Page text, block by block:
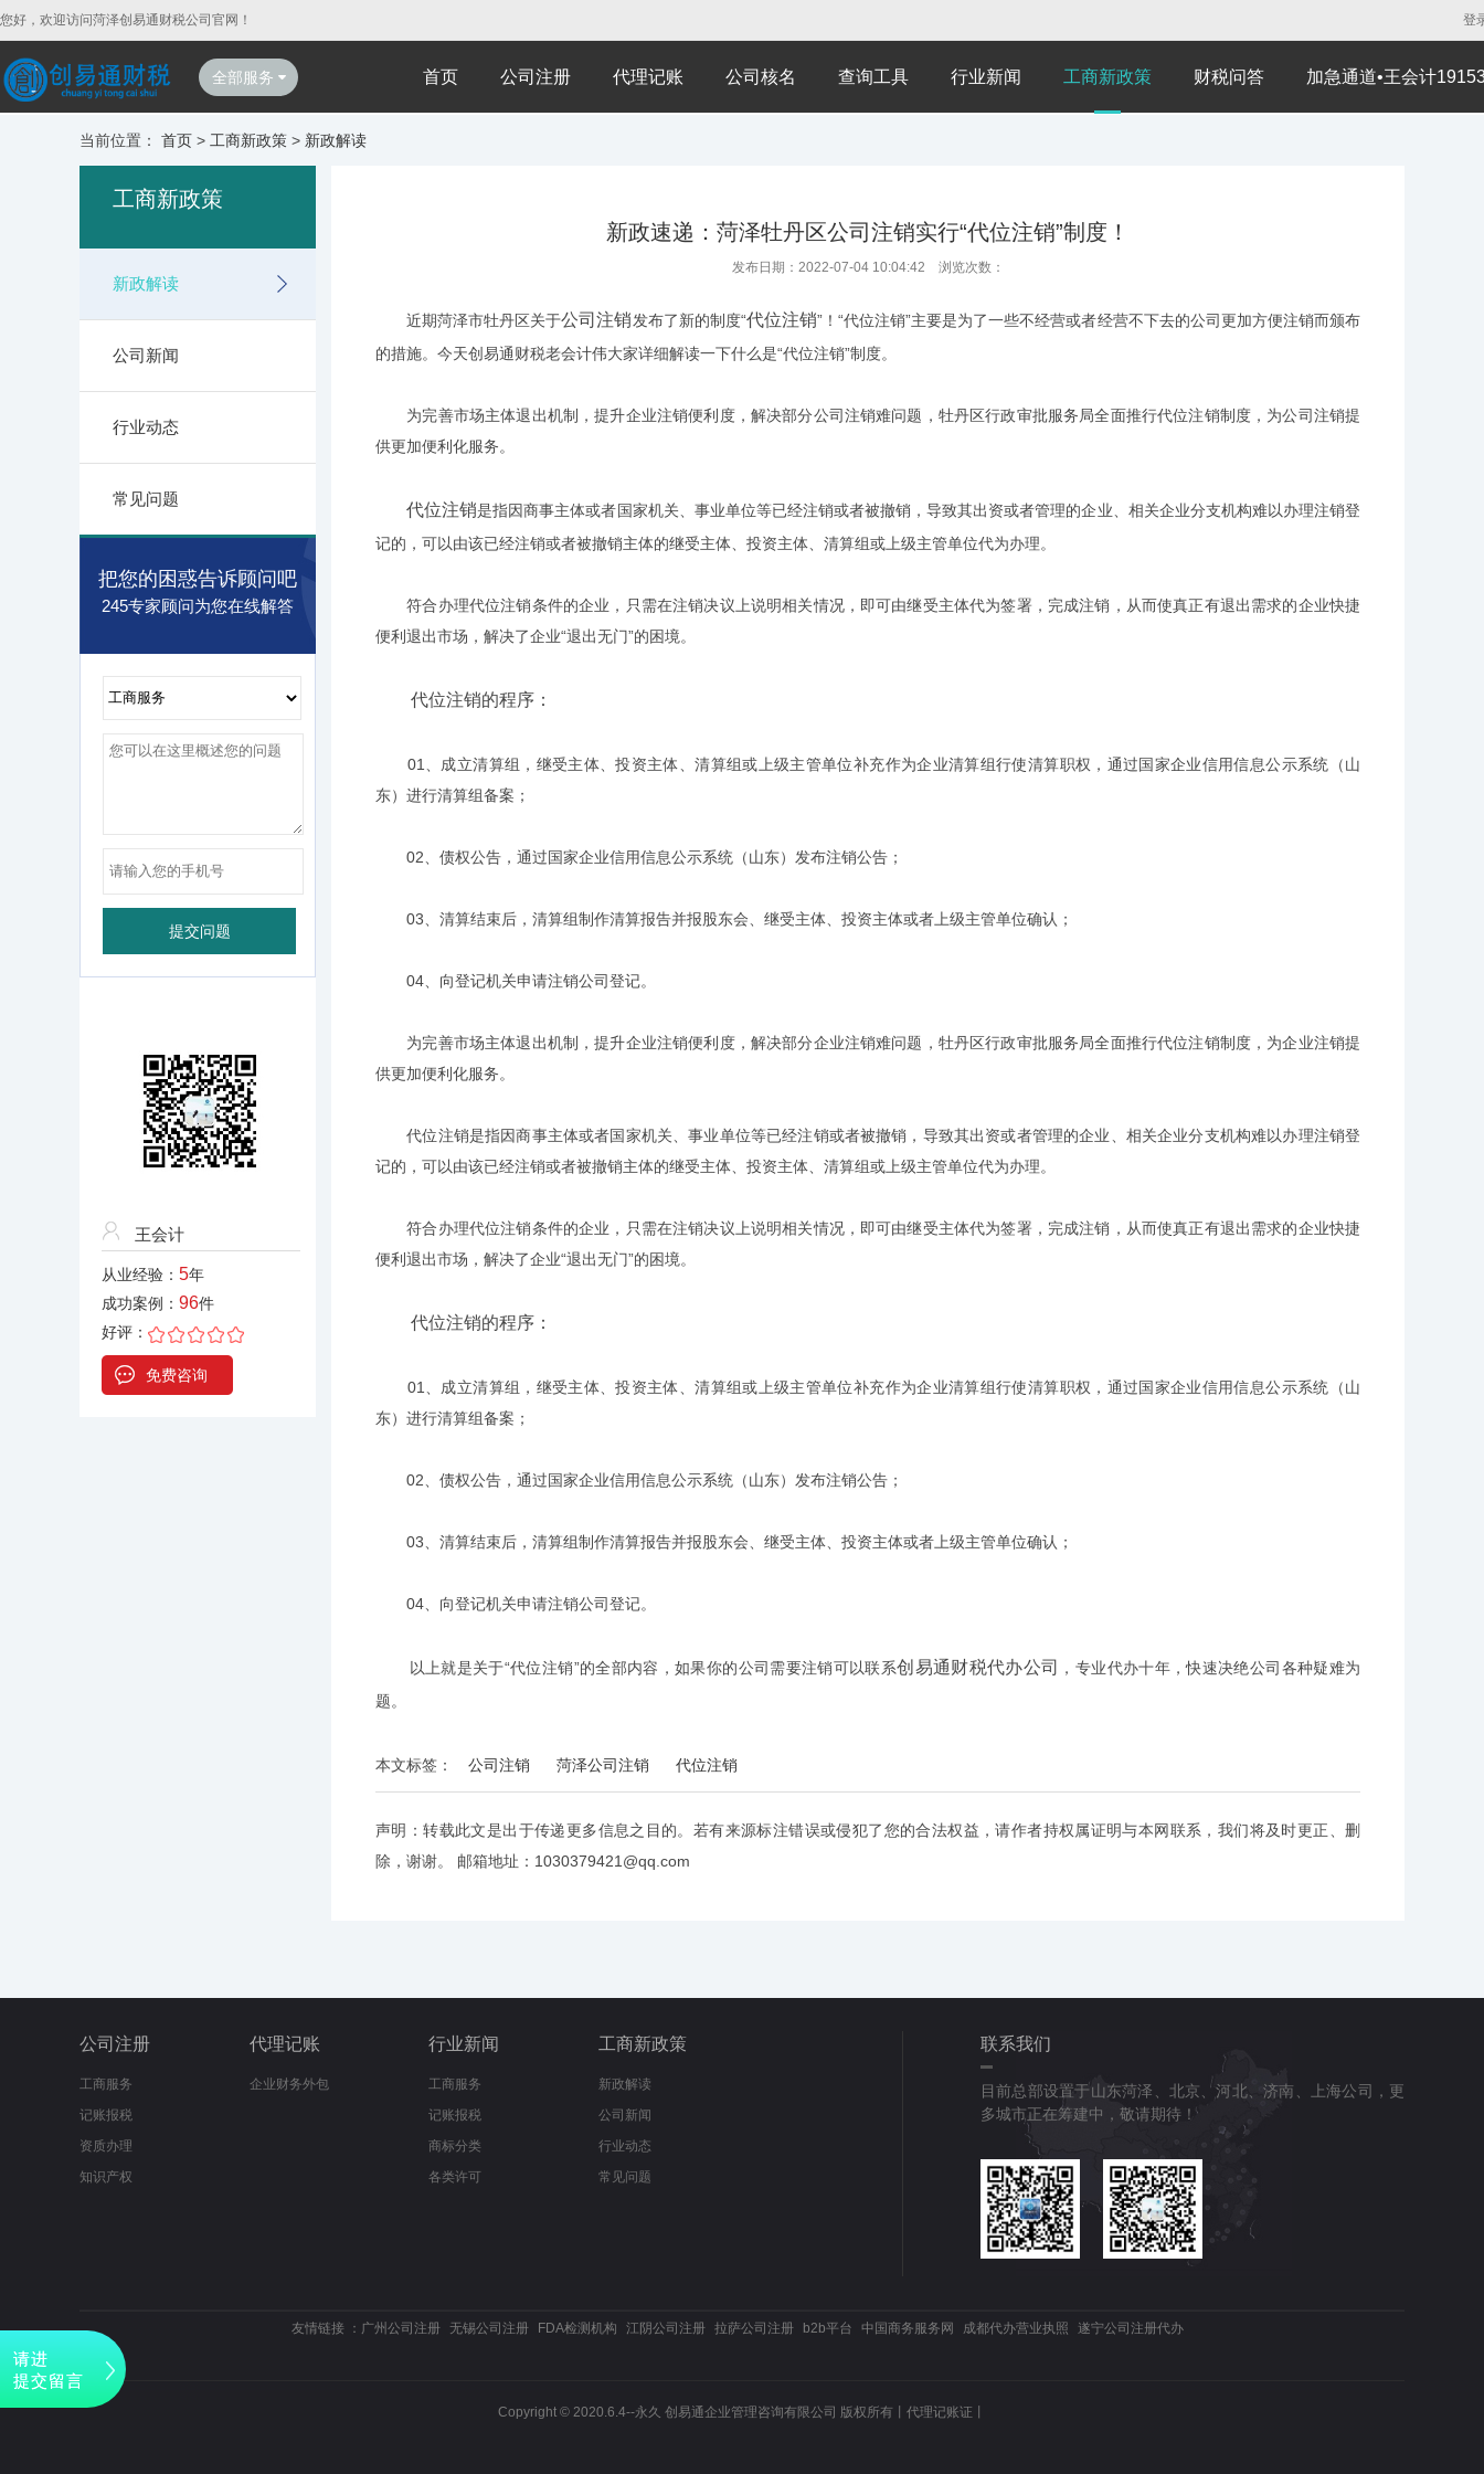
您好，欢迎访问菏泽创易通财税公司官网！ 登
全部服务 首页 公司注册 代理记账 公司核名 查询工具 行业新闻 工商新政策 财税问答 加急通道•王会计
当前位置： 首页 > 工商新政策 > 新政解读
工商新政策
新政解读
公司新闻
行业动态
常见问题
把您的困惑告诉顾问吧
245专家顾问为您在线解答
王会计
从业经验： 5年
成功案例： 96件
好评：
免费咨询
新政速递：菏泽牡丹区公司注销实行“代位注销”制度！
发布日期：2022-07-04 10:04:42 浏览次数：
近期菏泽市牡丹区关于公司注销发布了新的制度“代位注销”！“代位注销”主要是为了一些不经营或者经营不下去的公司更加方便注销而颁布
的措施。今天创易通财税老会计伟大家详细解读一下什么是“代位注销”制度。
为完善市场主体退出机制，提升企业注销便利度，解决部分公司注销难问题，牡丹区行政审批服务局全面推行代位注销制度，为公司注销提
供更加便利化服务。
代位注销是指因商事主体或者国家机关、事业单位等已经注销或者被撤销，导致其出资或者管理的企业、相关企业分支机构难以办理注销登
记的，可以由该已经注销或者被撤销主体的继受主体、投资主体、清算组或上级主管单位代为办理。
符合办理代位注销条件的企业，只需在注销决议上说明相关情况，即可由继受主体代为签署，完成注销，从而使真正有退出需求的企业快捷
便利退出市场，解决了企业“退出无门”的困境。
代位注销的程序：
01、成立清算组，继受主体、投资主体、清算组或上级主管单位补充作为企业清算组行使清算职权，通过国家企业信用信息公示系统（山
东）进行清算组备案；
02、债权公告，通过国家企业信用信息公示系统（山东）发布注销公告；
03、清算结束后，清算组制作清算报告并报股东会、继受主体、投资主体或者上级主管单位确认；
04、向登记机关申请注销公司登记。
为完善市场主体退出机制，提升企业注销便利度，解决部分企业注销难问题，牡丹区行政审批服务局全面推行代位注销制度，为企业注销提
供更加便利化服务。
代位注销是指因商事主体或者国家机关、事业单位等已经注销或者被撤销，导致其出资或者管理的企业、相关企业分支机构难以办理注销登
记的，可以由该已经注销或者被撤销主体的继受主体、投资主体、清算组或上级主管单位代为办理。
符合办理代位注销条件的企业，只需在注销决议上说明相关情况，即可由继受主体代为签署，完成注销，从而使真正有退出需求的企业快捷
便利退出市场，解决了企业“退出无门”的困境。
代位注销的程序：
01、成立清算组，继受主体、投资主体、清算组或上级主管单位补充作为企业清算组行使清算职权，通过国家企业信用信息公示系统（山
东）进行清算组备案；
02、债权公告，通过国家企业信用信息公示系统（山东）发布注销公告；
03、清算结束后，清算组制作清算报告并报股东会、继受主体、投资主体或者上级主管单位确认；
04、向登记机关申请注销公司登记。
以上就是关于“代位注销”的全部内容，如果你的公司需要注销可以联系创易通财税代办公司
，专业代办十年，快速决绝公司各种疑难为
题。
本文标签： 公司注销 菏泽公司注销 代位注销
声明：转载此文是出于传递更多信息之目的。若有来源标注错误或侵犯了您的合法权益，请作者持权属证明与本网联系，我们将及时更正、删
除，谢谢。 邮箱地址：1030379421@qq.com
公司注册
工商服务
记账报税
资质办理
知识产权
代理记账
企业财务外包
行业新闻
工商服务
记账报税
商标分类
各类许可
工商新政策
新政解读
公司新闻
行业动态
常见问题
联系我们
目前总部设置于山东菏泽、北京、河北、济南、上海公司，更
多城市正在筹建中，敬请期待！
友情链接 ： 广州公司注册 无锡公司注册 FDA检测机构 江阴公司注册 拉萨公司注册 b2b平台 中国商务服务网 成都代办营业执照 遂宁公司注册代办
Copyright © 2020.6.4--永久 创易通企业管理咨询有限公司 版权所有丨 代理记账证丨
请进
提交留言